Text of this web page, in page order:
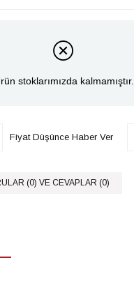
stoklarımızda kalmamıştır.
Fiyat Düşünce Haber Ver
(0) VE CEVAPLAR (0)